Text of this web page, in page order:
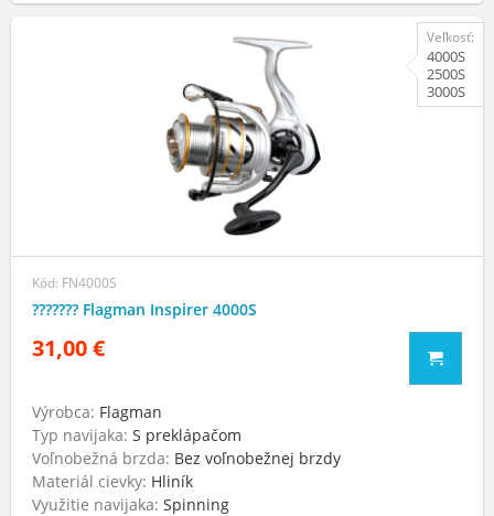
Kód: FN4000S
??????? Flagman Inspirer 4000S
31,00 €
Výrobca: Flagman
Typ navijaka: S preklápačom
Voľnobežná brzda: Bez voľnobežnej brzdy
Materiál cievky: Hliník
Využitie navijaka: Spinning
Veľkosť:
4000S
2500S
3000S